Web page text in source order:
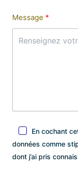
Message
En cochant
données comme
dont j’ai pris